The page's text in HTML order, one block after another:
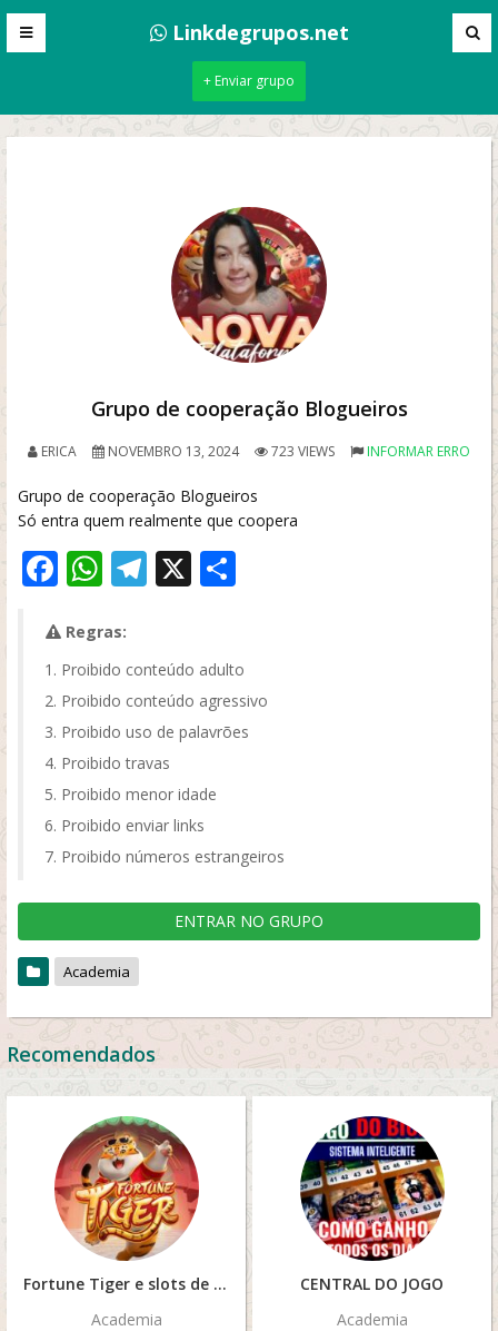
Linkdegrupos.net
+ Enviar grupo
Grupo de cooperação Blogueiros
ERICA NOVEMBRO 13, 2024 723 VIEWS INFORMAR ERRO
Grupo de cooperação Blogueiros
Só entra quem realmente que coopera
Facebook
WhatsApp
Telegram
X
Regras:
Proibido conteúdo adulto
Proibido conteúdo agressivo
Proibido uso de palavrões
Proibido travas
Proibido menor idade
Proibido enviar links
Proibido números estrangeiros
ENTRAR NO GRUPO
Academia
Recomendados
Fortune Tiger e slots de graça
Academia
CENTRAL DO JOGO
Academia